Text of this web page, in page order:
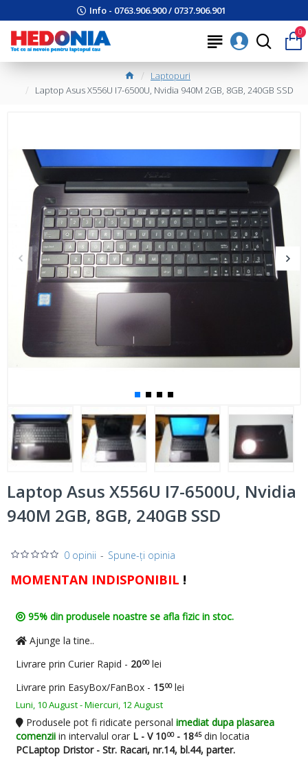
Info - 0763.906.900 / 0737.906.901
0
Laptopuri
Laptop Asus X556U I7-6500U, Nvidia 940M 2GB, 8GB, 240GB SSD
Laptop Asus X556U I7-6500U, Nvidia
940M 2GB, 8GB, 240GB SSD
MOMENTAN INDISPONIBIL !
0 opinii - Spune-ţi opinia